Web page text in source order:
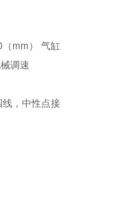
mm） 气缸
调速
，中性点接